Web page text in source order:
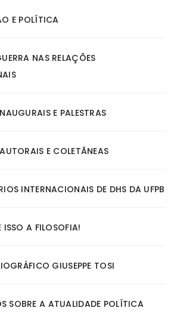
E POLÍTICA
NAS RELAÇÕES
E PALESTRAS
E COLETÃNEAS
INTERNACIONAIS DE DHS DA UFPB
A FILOSOFIA!
GIUSEPPE TOSI
SOBRE A ATUALIDADE POLÍTICA